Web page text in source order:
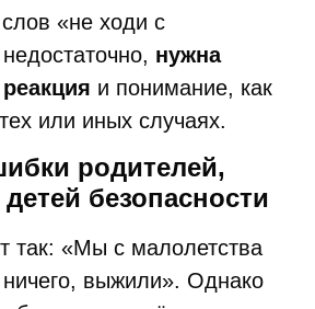
«не ходи с
нужна
и понимание, как
или иных случаях.
родителей,
безопасности
так: «Мы с малолетства
выжили». Однако